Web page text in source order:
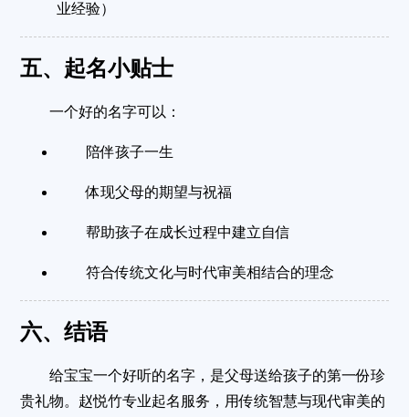
业经验）
五、起名小贴士
一个好的名字可以：
陪伴孩子一生
体现父母的期望与祝福
帮助孩子在成长过程中建立自信
符合传统文化与时代审美相结合的理念
六、结语
给宝宝一个好听的名字，是父母送给孩子的第一份珍
贵礼物。赵悦竹专业起名服务，用传统智慧与现代审美的